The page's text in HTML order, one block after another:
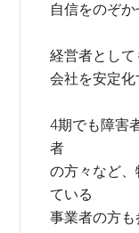
自信をのぞか
経営者とし
会社を安定化
4期でも障害
者
の方々など
ている
事業者の方も